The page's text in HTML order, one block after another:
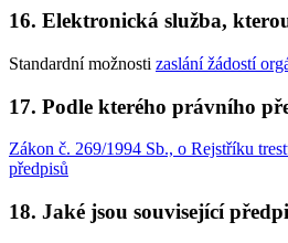
16. Elektronická služba,
Standardní možnosti zaslání žádostí
17. Podle kterého právního
Zákon č. 269/1994 Sb., o Rejstříku
předpisů
18. Jaké jsou související